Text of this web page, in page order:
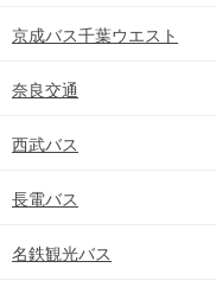
京成バス千葉ウエスト
奈良交通
西武バス
長電バス
名鉄観光バス